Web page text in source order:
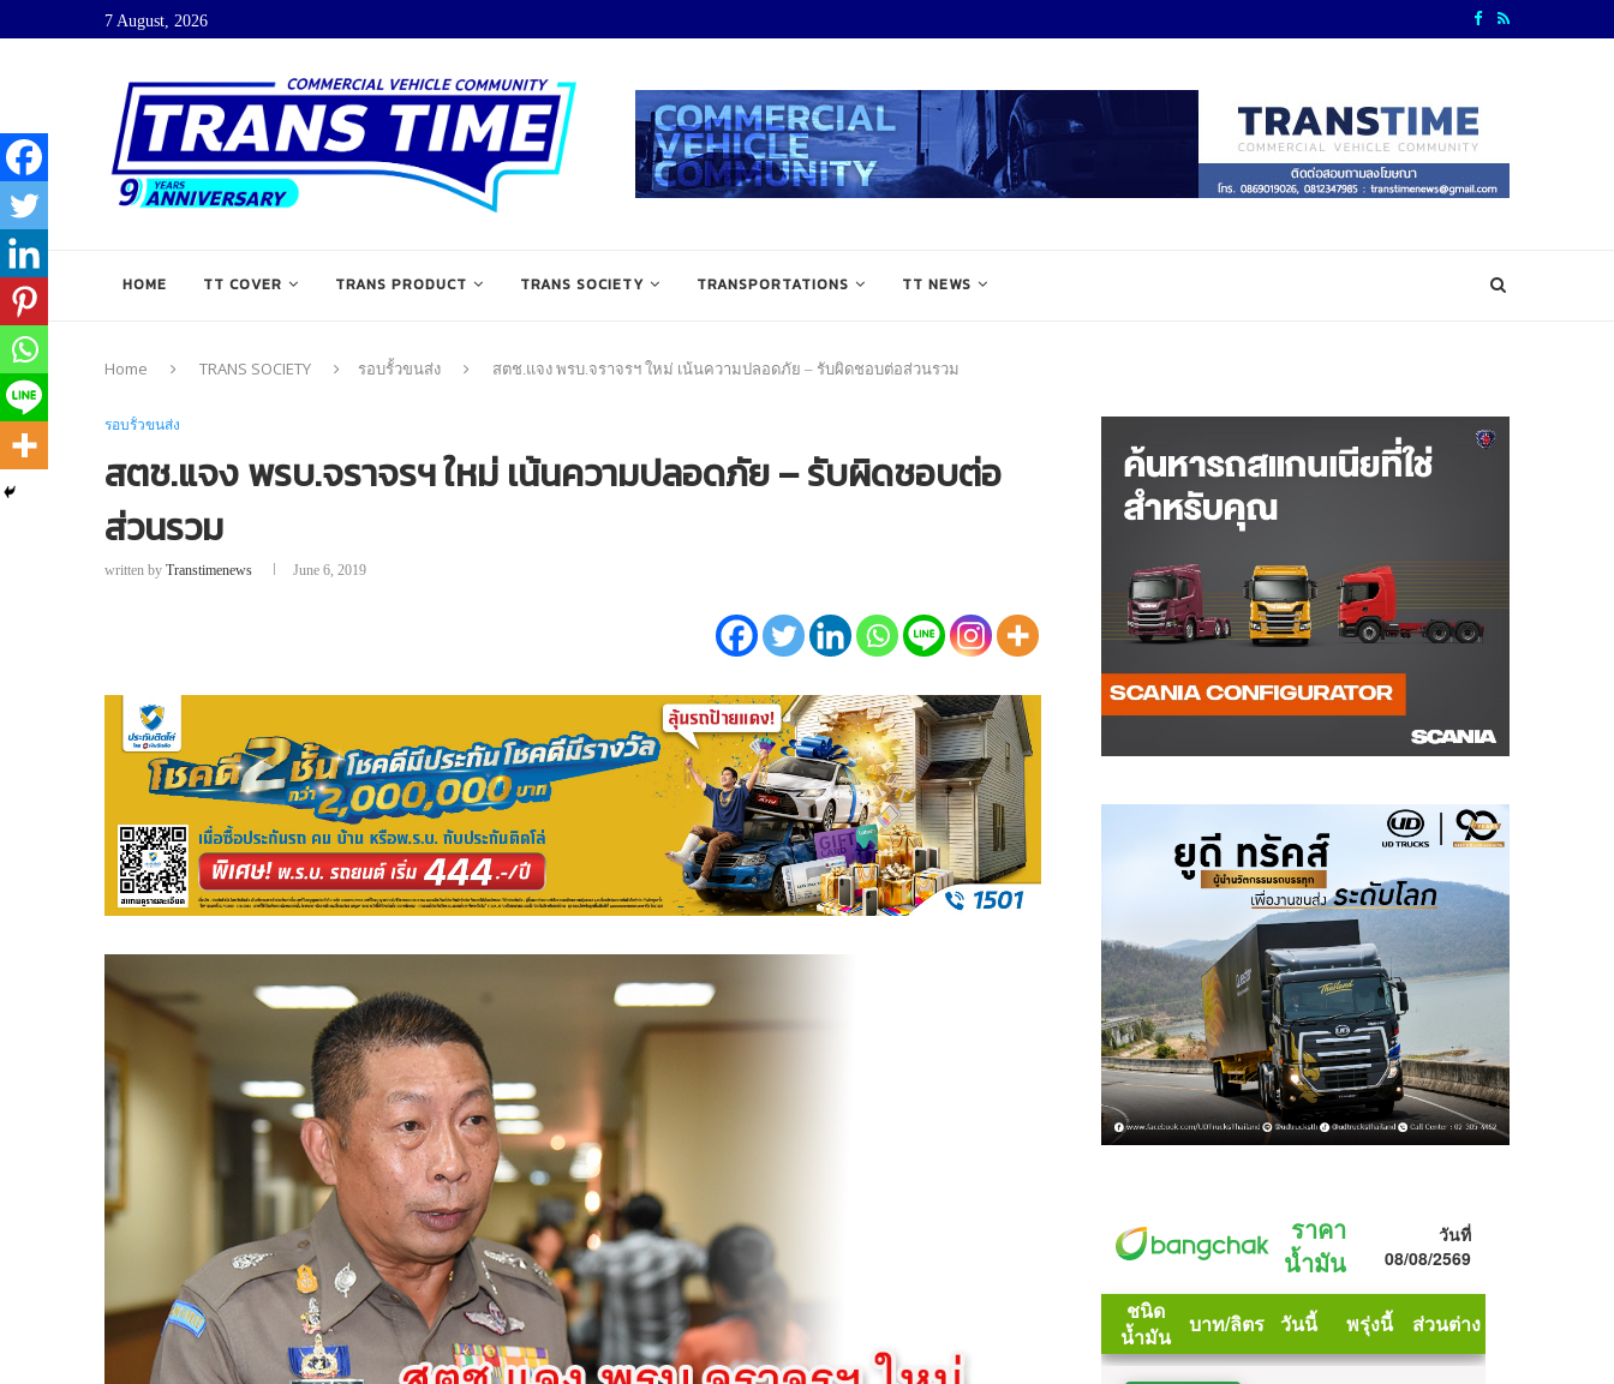
7 August, 2026
HOME TT COVER TRANS PRODUCT TRANS SOCIETY TRANSPORTATIONS TT NEWS
Home TRANS SOCIETY รอบรั้วขนส่ง สตช.แจง พรบ.จราจรฯ ใหม่ เน้นความปลอดภัย – รับผิดชอบต่อส่วนรวม
รอบรั้วขนส่ง
สตช.แจง พรบ.จราจรฯ ใหม่ เน้นความปลอดภัย – รับผิดชอบต่อ
ส่วนรวม
written by Transtimenews June 6, 2019